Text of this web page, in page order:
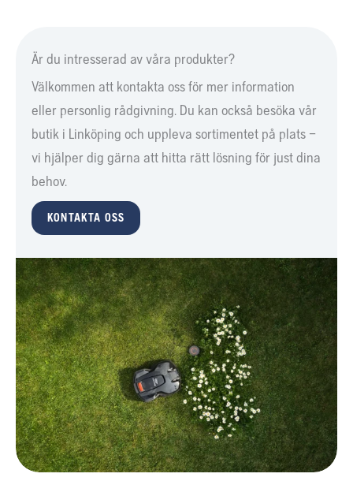
Är du intresserad av våra produkter?
Välkommen att kontakta oss för mer information
eller personlig rådgivning. Du kan också besöka vår
butik i Linköping och uppleva sortimentet på plats –
vi hjälper dig gärna att hitta rätt lösning för just dina
behov.
KONTAKTA OSS